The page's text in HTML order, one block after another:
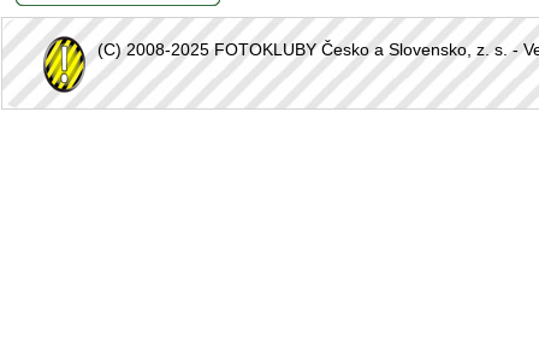
(C) 2008-2025 FOTOKLUBY Česko a Slovensko, z. s. -